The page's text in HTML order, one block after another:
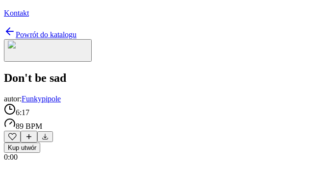
Kontakt
Powrót do katalogu
Don't be sad
autor:Funkypipole
6:17
89 BPM
Kup utwór
0:00